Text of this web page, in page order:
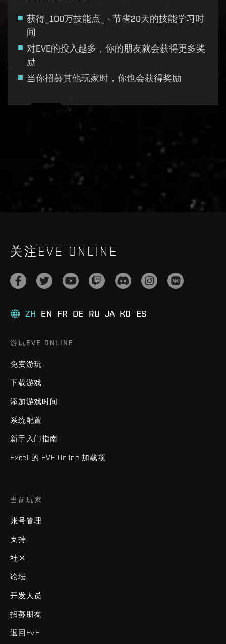
获得_100万技能点_ - 节省20天的技能学习时
间
对EVE的投入越多，你的朋友就会获得更多奖
励
当你招募其他玩家时，你也会获得奖励
live.evetech.net/api/v1
关注EVE ONLINE
ZH EN FR DE RU JA KO ES
游玩EVE ONLINE
免费游玩
下载游戏
添加游戏时间
系统配置
新手入门指南
Excel 的 EVE Online 加载项
当前玩家
账号管理
支持
社区
论坛
开发人员
招募朋友
返回EVE